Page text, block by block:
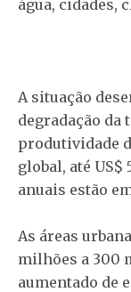
água, cidades,
A situação
degradação da
produtividade
global, até US$
anuais estão
As áreas
milhões a 300
aumentado de